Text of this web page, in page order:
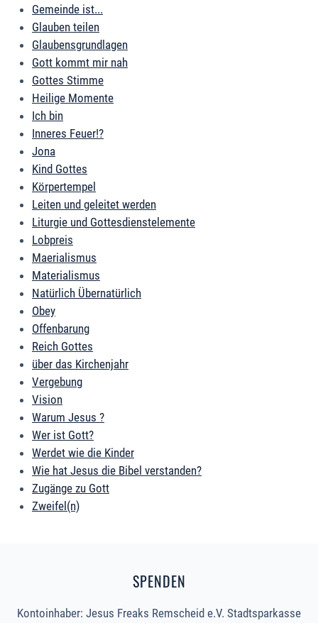
Gemeinde ist...
Glauben teilen
Glaubensgrundlagen
Gott kommt mir nah
Gottes Stimme
Heilige Momente
Ich bin
Inneres Feuer!?
Jona
Kind Gottes
Körpertempel
Leiten und geleitet werden
Liturgie und Gottesdienstelemente
Lobpreis
Maerialismus
Materialismus
Natürlich Übernatürlich
Obey
Offenbarung
Reich Gottes
über das Kirchenjahr
Vergebung
Vision
Warum Jesus ?
Wer ist Gott?
Werdet wie die Kinder
Wie hat Jesus die Bibel verstanden?
Zugänge zu Gott
Zweifel(n)
SPENDEN
Kontoinhaber: Jesus Freaks Remscheid e.V. Stadtsparkasse